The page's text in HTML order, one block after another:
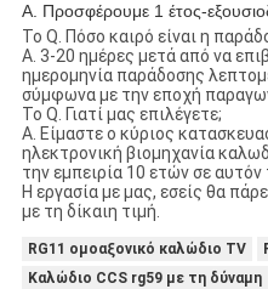
Α. Προσφέρουμε 1 έτος-
Το Q. Πόσο καιρό είναι η
Α. 3-20 ημέρες μετά από να
ημερομηνία παράδοσης
σύμφωνα με την εποχή
Το Q. Γιατί μας επιλέγετε;
Α. Είμαστε ο κύριος
ηλεκτρονική βιομηχανία
την εμπειρία 10 ετών σε αυτόν
Η εργασία με μας, εσείς θα
με τη δίκαιη τιμή.
RG11 ομοαξονικό καλώδιο TV
Καλώδιο CCS rg59 με τη δύναμη